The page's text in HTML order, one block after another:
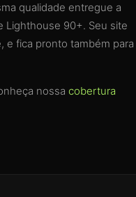
qualidade entregue a
Lighthouse 90+. Seu site
e fica pronto também para
nossa cobertura